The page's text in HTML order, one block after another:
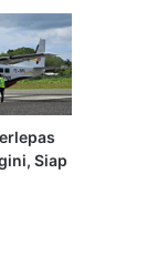
Siap